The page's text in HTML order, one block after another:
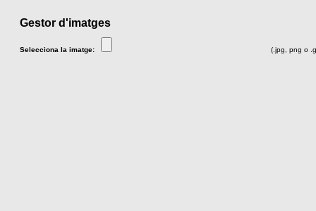
Gestor d'imatges
Selecciona la imatge: (.jpg, png o